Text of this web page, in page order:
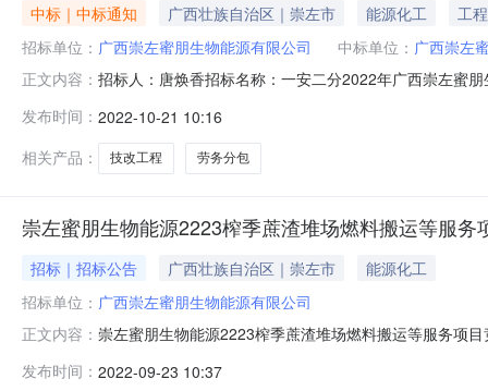
中标｜中标通知 广西壮族自治区｜崇左市 能源化工
工程
招标单位： 广西崇左蜜朋生物能源有限公司 中标单位： 广西崇左
正文内容： 招标人：唐焕香招标名称：一安二分2022年广西崇左蜜
市联工劳务有限公司
发布时间： 2022-10-21 10:16
相关产品：
技改工程 劳务分包
崇左蜜朋生物能源2223榨季蔗渣堆场燃料搬运等服
招标｜招标公告 广西壮族自治区｜崇左市
能源化工
招标单位： 广西崇左蜜朋生物能源有限公司
正文内容： 崇左蜜朋生物能源2223榨季蔗渣堆场燃料搬运等服务项
崇左蜜朋生物能源有限公司蔬渣堆场燃料搬运等服务项
发布时间： 2022-09-23 10:37